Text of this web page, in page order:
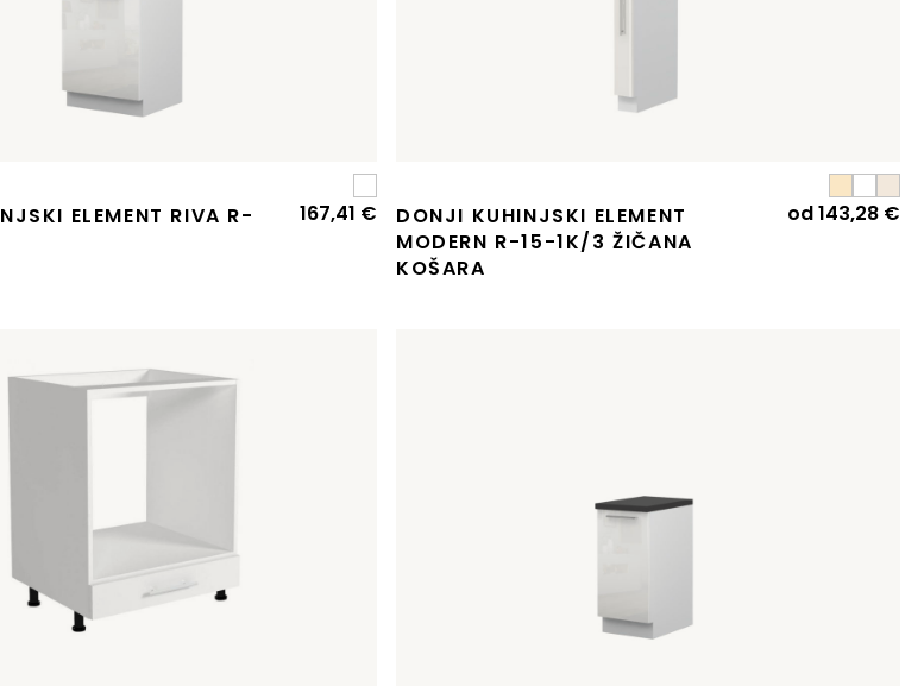
ELEMENT RIVA R-
167,41 €
DONJI KUHINJSKI ELEMENT
MODERN R-15-1K/3 ŽIČANA
KOŠARA
od143,28 €